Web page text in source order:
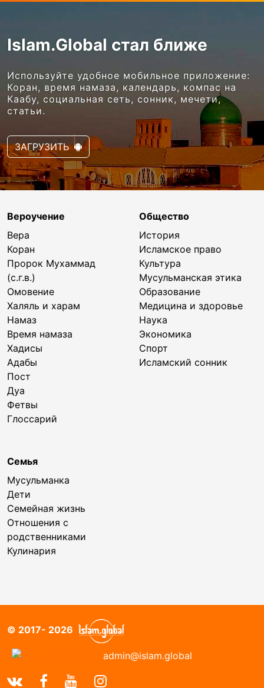
Islam.Global стал ближе
Используйте удобное мобильное приложение:
Коран, время намаза, календарь, компас на
Каабу, социальная сеть, сонник, мечети,
статьи.
ЗАГРУЗИТЬ
Вероучение
Вера
Коран
Пророк Мухаммад
(с.г.в.)
Омовение
Халяль и харам
Намаз
Время намаза
Хадисы
Адабы
Пост
Дуа
Фетвы
Глоссарий
Общество
История
Исламское право
Культура
Мусульманская этика
Образование
Медицина и здоровье
Наука
Экономика
Спорт
Исламский сонник
Семья
Мусульманка
Дети
Семейная жизнь
Отношения с
родственниками
Кулинария
© 2017- 2026
admin@islam.global